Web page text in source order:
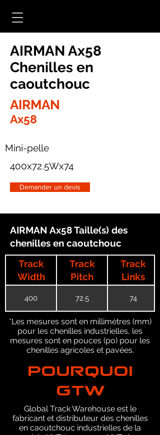
AIRMAN Ax58
Chenilles en
caoutchouc
AIRMAN
Ax58
Mini-pelle
400x72.5Wx74
Demander un devis
AIRMAN Ax58 Taille(s) des
chenilles en caoutchouc
Track
Width
Track
Pitch
Track
Links
400 72.5 74
*Les mesures sont en millimètres (mm)
pour les chenilles industrielles, les
mesures sont en pouces (po) pour les
chenilles agricoles et pavées.
POURQUOI
GTW
Global Track Warehouse est le
fabricant et distributeur des chenilles
en caoutchouc industrielles de la